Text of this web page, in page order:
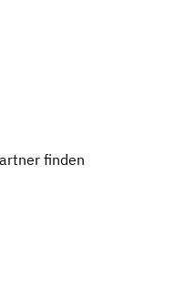
finden